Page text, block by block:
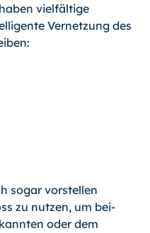
vielfältige
Vernetzung des
sogar vorstellen
zu nutzen, um bei­
oder dem